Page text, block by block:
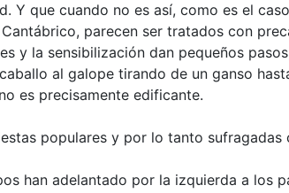
Y que cuando no es así, como es el
parecen ser tratados con
y la sensibilización dan pequeños
al galope tirando de un ganso
es precisamente edificante.
populares y por lo tanto
han adelantado por la izquierda a los